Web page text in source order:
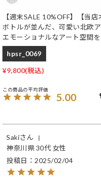
【週末SALE 10%OFF】【当
ボトルが並んだ、可愛い北欧
エモーショナルなアート空間
hpsr_0069
¥9,800
5.00
Saki
神奈川県30代 女性
投稿日
2025/02/04